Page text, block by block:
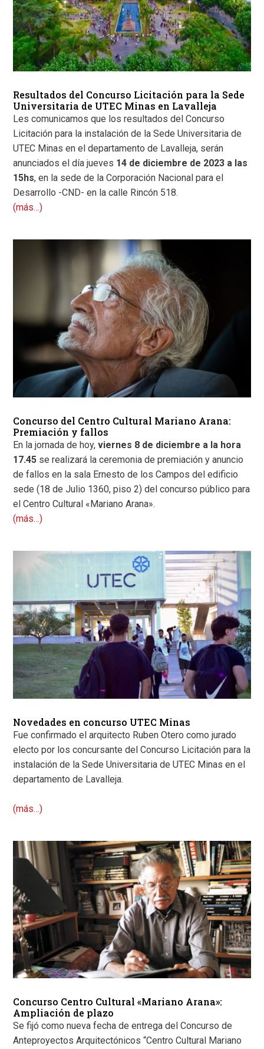
Resultados del Concurso Licitación para la Sede
Universitaria de UTEC Minas en Lavalleja
Les comunicamos que los resultados del Concurso
Licitación para la instalación de la Sede Universitaria de
UTEC Minas en el departamento de Lavalleja, serán
anunciados el día jueves 14 de diciembre de 2023 a las
15hs, en la sede de la Corporación Nacional para el
Desarrollo -CND- en la calle Rincón 518.
(más…)
Concurso del Centro Cultural Mariano Arana:
Premiación y fallos
En la jornada de hoy,viernes 8 de diciembre a la hora
17.45 se realizará la ceremonia de premiación y anuncio
de fallos en la sala Ernesto de los Campos del edificio
sede (18 de Julio 1360, piso 2) del concurso público para
el Centro Cultural «Mariano Arana».
(más…)
Novedades en concurso UTEC Minas
Fue confirmado el arquitecto Ruben Otero como jurado
electo por los concursante del Concurso Licitación para la
instalación de la Sede Universitaria de UTEC Minas en el
departamento de Lavalleja.
(más…)
Concurso Centro Cultural «Mariano Arana»:
Ampliación de plazo
Se fijó como nueva fecha de entrega del Concurso de
Anteproyectos Arquitectónicos “Centro Cultural Mariano